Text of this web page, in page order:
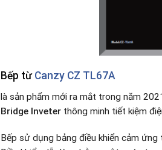
Bếp từ Canzy CZ TL67A
là sản phẩm mới ra mắt trong năm
Bridge Inveter thông minh tiết kiệm
Bếp sử dụng bảng điều khiển cảm